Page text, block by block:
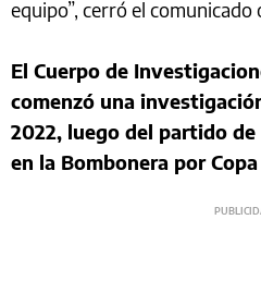
equipo”, cerró el comunicado
El Cuerpo de
comenzó una
2022, luego del partido
en la Bombonera por